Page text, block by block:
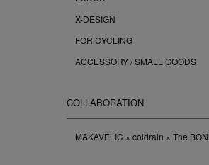
X-DESIGN
FOR CYCLING
ACCESSORY / SMALL GOODS
COLLABORATION
MAKAVELIC × coldrain × The